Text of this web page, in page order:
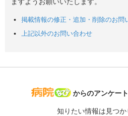
掲載情報の修正・追加・削除のお問
上記以外のお問い合わせ
病院なび
からのアンケー
知りたい情報は見つ